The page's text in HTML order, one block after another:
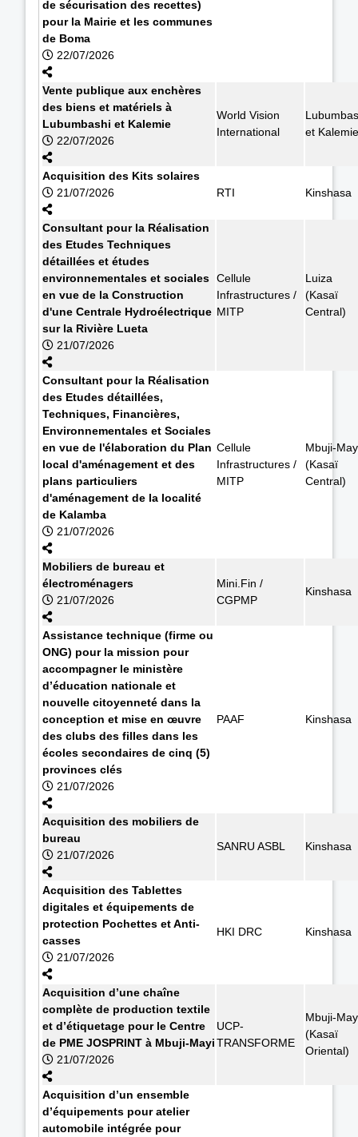
de sécurisation des recettes)
pour la Mairie et les communes
de Boma
22/07/2026
Vente publique aux enchères
des biens et matériels à
Lubumbashi et Kalemie
22/07/2026
World Vision
International
et Kalemie
Acquisition des Kits solaires
21/07/2026
RTI Kinshasa
Consultant pour la Réalisation
des Etudes Techniques
détaillées et études
environnementales et sociales
en vue de la Construction
d'une Centrale Hydroélectrique
sur la Rivière Lueta
21/07/2026
Cellule
Infrastructures /
MITP
Luiza
(Kasaï
Central)
Consultant pour la Réalisation
des Etudes détaillées,
Techniques, Financières,
Environnementales et Sociales
en vue de l'élaboration du Plan
local d'aménagement et des
plans particuliers
d'aménagement de la localité
de Kalamba
21/07/2026
Cellule
Infrastructures /
MITP
Mbuji-
(Kasaï
Central)
Mobiliers de bureau et
électroménagers
21/07/2026
Mini.Fin /
CGPMP
Kinshasa
Assistance technique (firme ou
ONG) pour la mission pour
accompagner le ministère
d’éducation nationale et
nouvelle citoyenneté dans la
conception et mise en œuvre
des clubs des filles dans les
écoles secondaires de cinq (5)
provinces clés
21/07/2026
PAAF Kinshasa
Acquisition des mobiliers de
bureau
21/07/2026
SANRU ASBL Kinshasa
Acquisition des Tablettes
digitales et équipements de
protection Pochettes et Anti-
casses
21/07/2026
HKI DRC Kinshasa
Acquisition d’une chaîne
complète de production textile
et d’étiquetage pour le Centre
de PME JOSPRINT à Mbuji-Mayi
21/07/2026
UCP-
TRANSFORME
Mbuji-
(Kasaï
Oriental)
Acquisition d’un ensemble
d’équipements pour atelier
automobile intégrée pour